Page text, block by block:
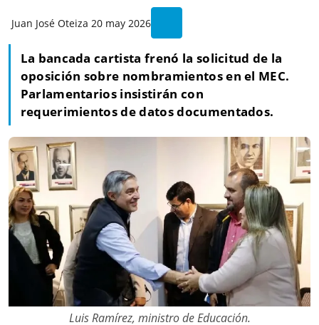
Juan José Oteiza 20 may 2026
La bancada cartista frenó la solicitud de la
oposición sobre nombramientos en el MEC.
Parlamentarios insistirán con
requerimientos de datos documentados.
Luis Ramírez, ministro de Educación.